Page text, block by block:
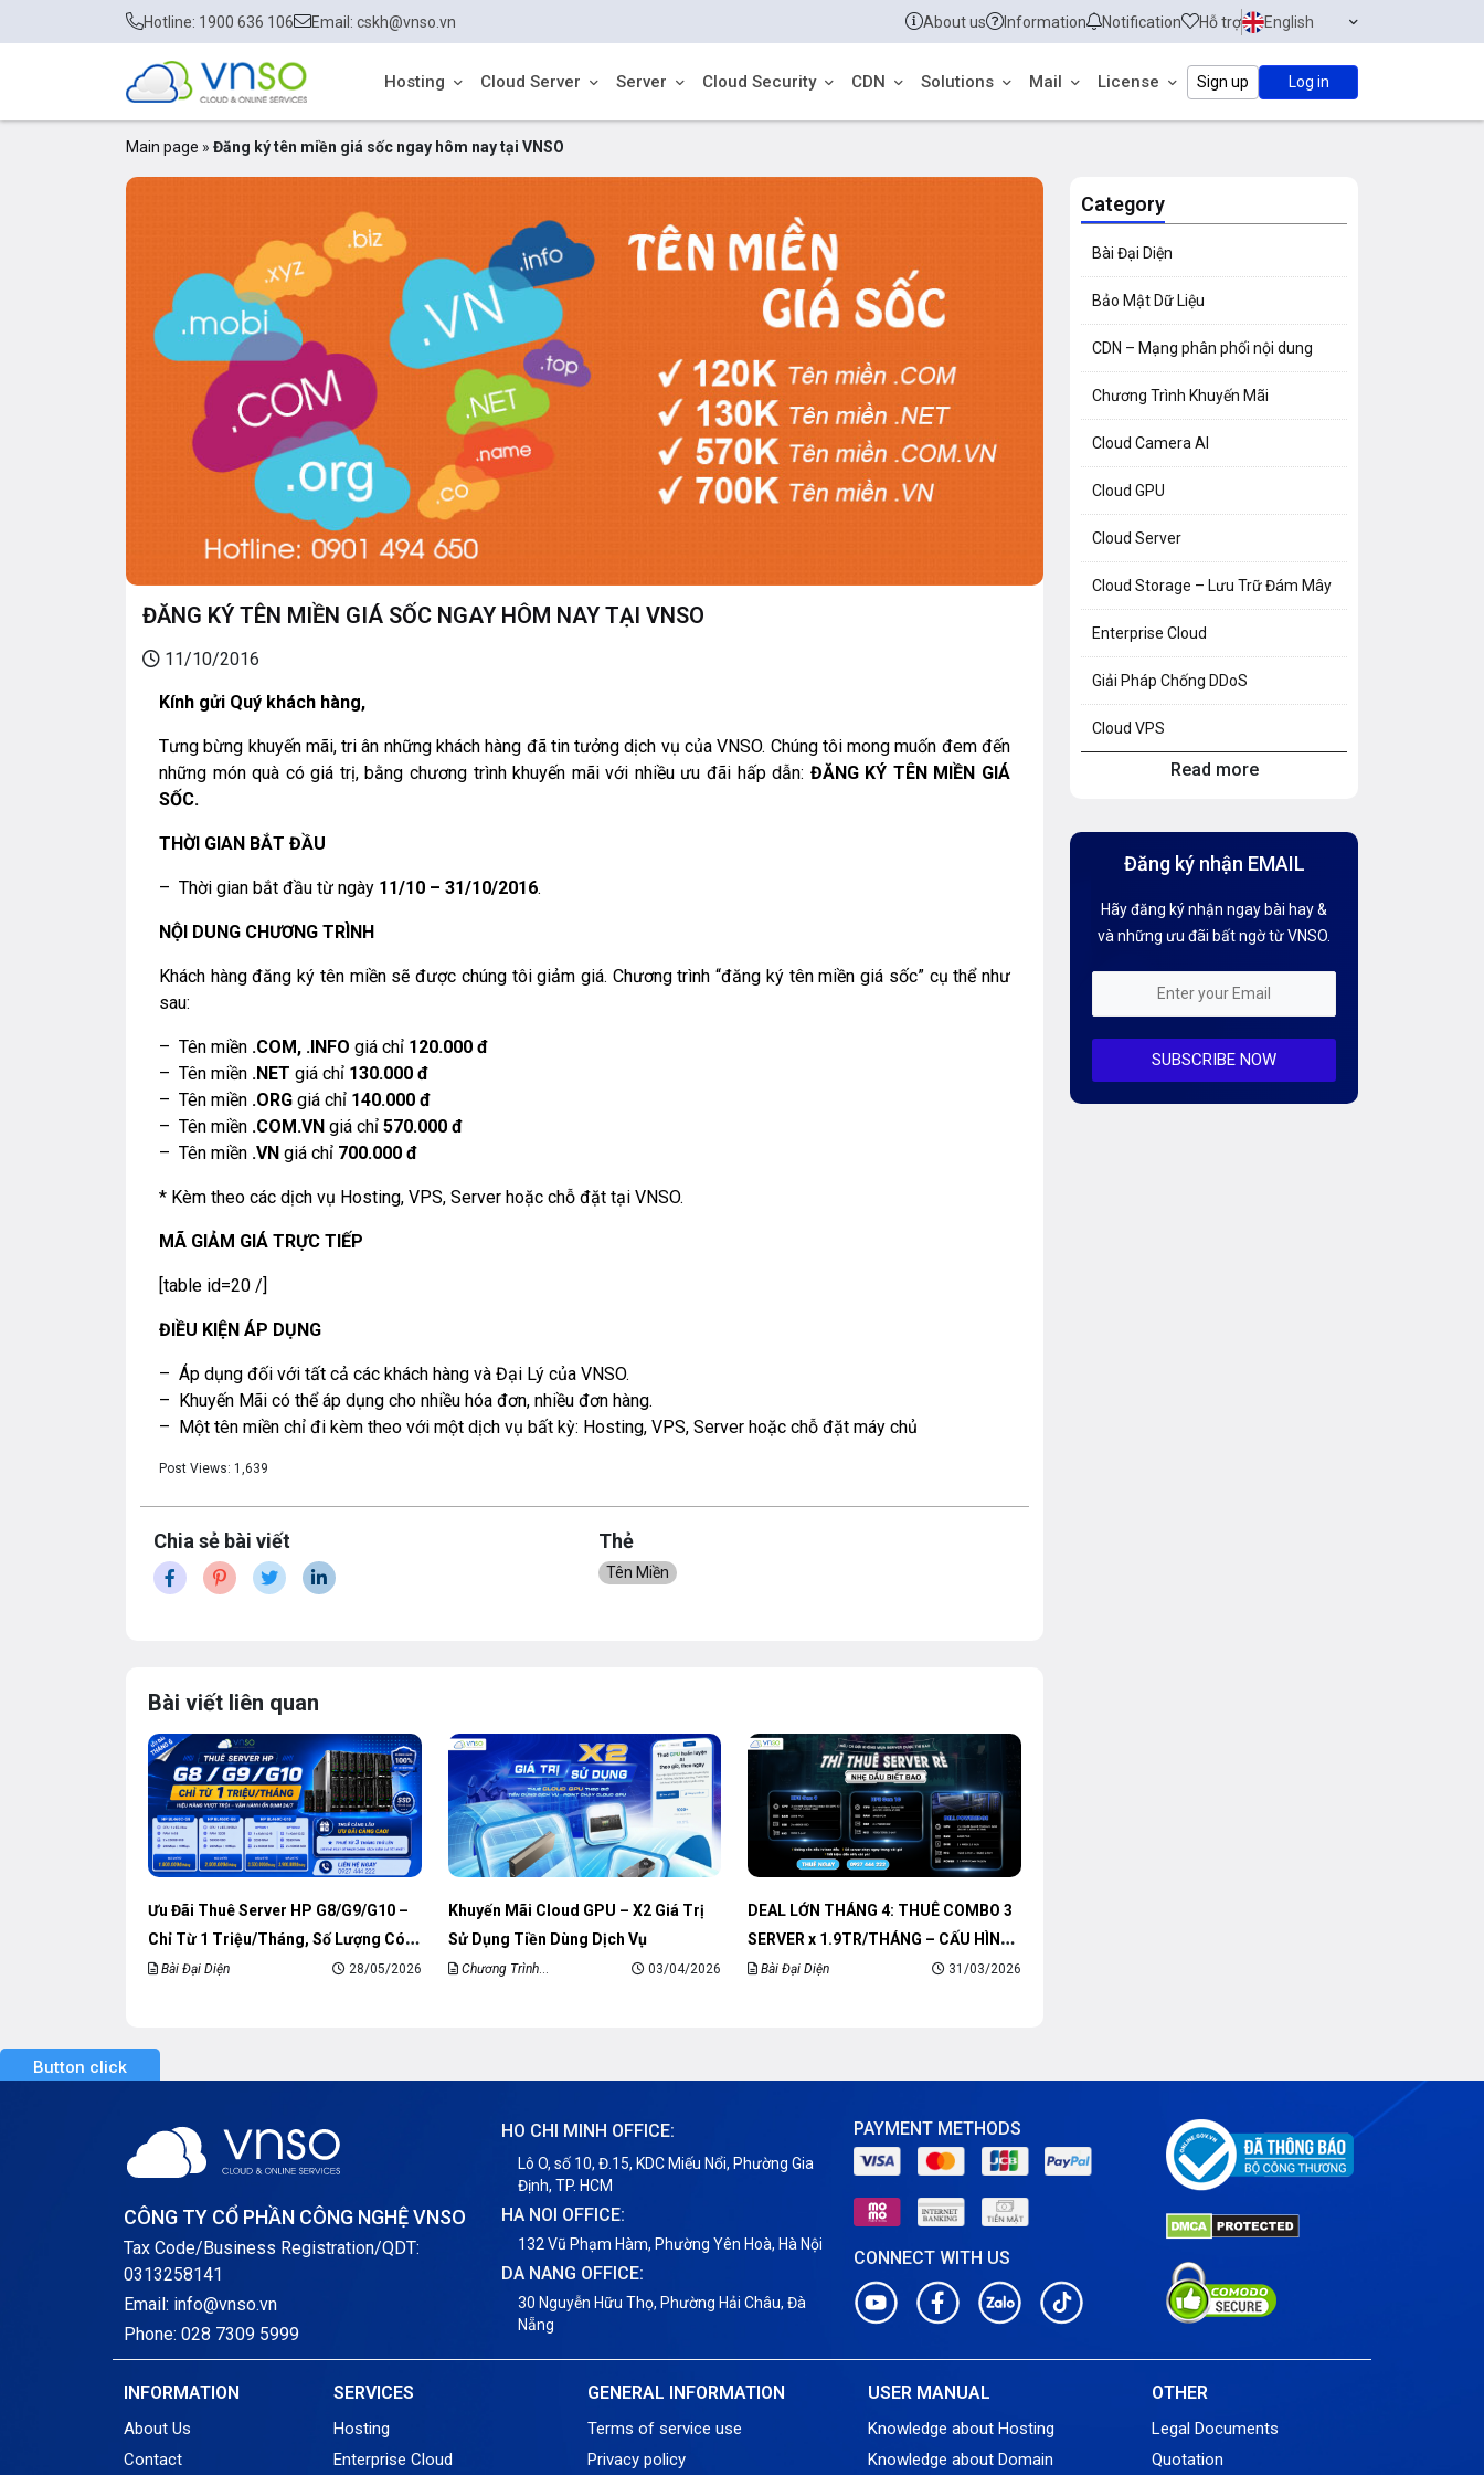
Hotline: 1900 636 106 Email: cskh@vnso.vn About us Information Notification Hỗ trợ English
Hosting Cloud Server Server Cloud Security CDN Solutions Mail License Sign up Log in
Main page » Đăng ký tên miền giá sốc ngay hôm nay tại VNSO
ĐĂNG KÝ TÊN MIỀN GIÁ SỐC NGAY HÔM NAY TẠI VNSO
11/10/2016
Kính gửi Quý khách hàng,
Tưng bừng khuyến mãi, tri ân những khách hàng đã tin tưởng dịch vụ của VNSO. Chúng tôi mong muốn đem đến
những món quà có giá trị, bằng chương trình khuyến mãi với nhiều ưu đãi hấp dẫn: ĐĂNG KÝ TÊN MIỀN GIÁ
SỐC.
THỜI GIAN BẮT ĐẦU
– Thời gian bắt đầu từ ngày 11/10 – 31/10/2016.
NỘI DUNG CHƯƠNG TRÌNH
Khách hàng đăng ký tên miềnsẽ được chúng tôi giảm giá. Chương trình “đăng ký tên miền giá sốc” cụ thể như
sau:
– Tên miền .COM, .INFO giá chỉ 120.000 đ
– Tên miền .NET giá chỉ 130.000 đ
– Tên miền .ORG giá chỉ 140.000 đ
– Tên miền .COM.VN giá chỉ 570.000 đ
– Tên miền .VN giá chỉ 700.000 đ
* Kèm theo các dịch vụ Hosting, VPS, Server hoặc chỗ đặt tại VNSO.
MÃ GIẢM GIÁ TRỰC TIẾP
[table id=20 /]
ĐIỀU KIỆN ÁP DỤNG
– Áp dụng đối với tất cả các khách hàng và Đại Lý của VNSO.
– Khuyến Mãi có thể áp dụng cho nhiều hóa đơn, nhiều đơn hàng.
– Một tên miền chỉ đi kèm theo với một dịch vụ bất kỳ: Hosting, VPS, Server hoặc chỗ đặt máy chủ
Post Views: 1,639
Chia sẻ bài viết Thẻ
Tên Miền
Bài viết liên quan
Ưu Đãi Thuê Server HP G8/G9/G10 –
Chỉ Từ 1 Triệu/Tháng, Số Lượng Có
HạnBài Đại Diện 28/05/2026
Khuyến Mãi Cloud GPU – X2 Giá Trị
Sử Dụng Tiền Dùng Dịch Vụ
Chương Trình
03/04/2026
DEAL LỚN THÁNG 4: THUÊ COMBO 3
SERVER x 1.9TR/THÁNG – CẤU HÌNH
KHỦNG
Bài Đại Diện 31/03/2026
Category
Bài Đại Diện
Bảo Mật Dữ Liệu
CDN – Mạng phân phối nội dung
Chương Trình Khuyến Mãi
Cloud Camera AI
Cloud GPU
Cloud Server
Cloud Storage – Lưu Trữ Đám Mây
Enterprise Cloud
Giải Pháp Chống DDoS
Cloud VPS
Hosting Knowledge
Hướng dẫn Tên miền
Kiến thức AI
Mỗi tuần 01 Server
Server AI
Server Dedicated (Máy chủ riêng)
Read more
Đăng ký nhận EMAIL
Hãy đăng ký nhận ngay bài hay &
và những ưu đãi bất ngờ từ VNSO.
SUBSCRIBE NOW
Button click
CÔNG TY CỔ PHẦN CÔNG NGHỆ VNSO
Tax Code/Business Registration/QDT:
0313258141
Email: info@vnso.vn
Phone: 028 7309 5999
HO CHI MINH OFFICE:
Lô O, số 10, Đ.15, KDC Miếu Nổi, Phường Gia
Định, TP. HCM
HA NOI OFFICE:
132 Vũ Phạm Hàm, Phường Yên Hoà, Hà Nội
DA NANG OFFICE:
30 Nguyễn Hữu Thọ, Phường Hải Châu, Đà
Nẵng
PAYMENT METHODS
CONNECT WITH US
INFORMATION
About Us
Contact
SERVICES
Hosting
Enterprise Cloud
GENERAL INFORMATION
Terms of service use
Privacy policy
USER MANUAL
Knowledge about Hosting
Knowledge about Domain
OTHER
Legal Documents
Quotation